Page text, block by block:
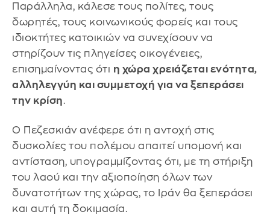
Παράλληλα, κάλεσε τους πολίτες, τους
δωρητές, τους κοινωνικούς φορείς και τους
ιδιοκτήτες κατοικιών να συνεχίσουν να
στηρίζουν τις πληγείσες οικογένειες,
επισημαίνοντας ότι η χώρα χρειάζεται ενότητα,
αλληλεγγύη και συμμετοχή για να ξεπεράσει
την κρίση.
Ο Πεζεσκιάν ανέφερε ότι η αντοχή στις
δυσκολίες του πολέμου απαιτεί υπομονή και
αντίσταση, υπογραμμίζοντας ότι, με τη στήριξη
του λαού και την αξιοποίηση όλων των
δυνατοτήτων της χώρας, το Ιράν θα ξεπεράσει
και αυτή τη δοκιμασία.